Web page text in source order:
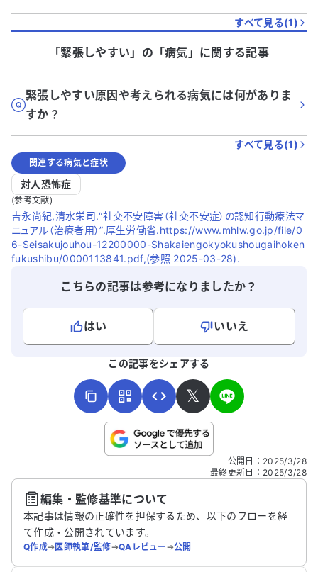
すべて見る(1)
「緊張しやすい」 の「病気 」に関する記事
緊張しやすい原因や考えられる病気には何がありま
すか？
すべて見る(1)
関連する病気と症状
対人恐怖症
(参考文献)
吉永尚紀,清水栄司.“社交不安障害（社交不安症）の認知行動療法マ
ニュアル（治療者用）”.厚生労働省.https://www.mhlw.go.jp/file/0
6-Seisakujouhou-12200000-Shakaiengokyokushougaihoken
fukushibu/0000113841.pdf,(参照 2025-03-28).
こちらの記事は参考になりましたか？
はい
いいえ
こちらは送信専用のフォームです。氏名やご自身の病気の詳細な
送信する
この記事をシェアする
𝕏
公開日 ： 2025/3/28
最終更新日 ： 2025/3/28
編集・監修基準について
本記事は情報の正確性を担保するため、以下のフローを経
て作成・公開されています。
Q作成➔医師執筆/監修➔QAレビュー➔公開